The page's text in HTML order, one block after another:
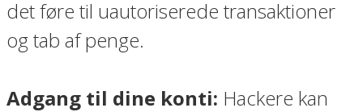
det føre til uautoriserede transaktioner
og tab af penge.
Adgang til dine konti: Hackere kan